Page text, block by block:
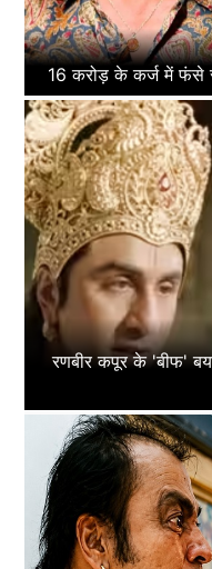
16 करोड़ के कर्ज में फंसे
रणबीर कपूर के 'बीफ'